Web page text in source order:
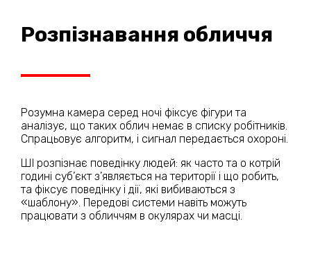
Розпізнавання обличчя
Розумна камера серед ночі фіксує фігури та
аналізує, що таких облич немає в списку робітників.
Спрацьовує алгоритм, і сигнал передається охороні.
ШІ розпізнає поведінку людей: як часто та о котрій
годині суб’єкт з’являється на території і що робить,
та фіксує поведінку і дії, які вибиваються з
«шаблону». Передові системи навіть можуть
працювати з обличчям в окулярах чи масці.